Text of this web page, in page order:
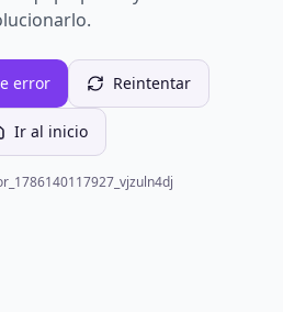
error Reintentar
Ir al inicio